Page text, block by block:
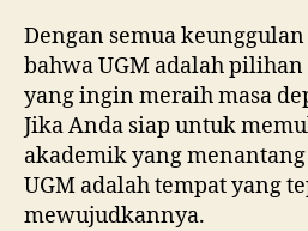
Dengan semua
bahwa UGM adalah
yang ingin meraih masa
Jika Anda siap untuk
akademik yang
UGM adalah tempat yang
mewujudkannya.